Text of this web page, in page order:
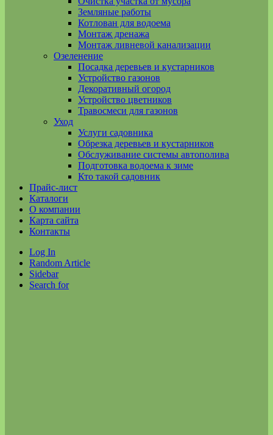
Земляные работы
Котлован для водоема
Монтаж дренажа
Монтаж ливневой канализации
Озеленение
Посадка деревьев и кустарников
Устройство газонов
Декоративный огород
Устройство цветников
Травосмеси для газонов
Уход
Услуги садовника
Обрезка деревьев и кустарников
Обслуживание системы автополива
Подготовка водоема к зиме
Кто такой садовник
Прайс-лист
Каталоги
О компании
Карта сайта
Контакты
Log In
Random Article
Sidebar
Search for